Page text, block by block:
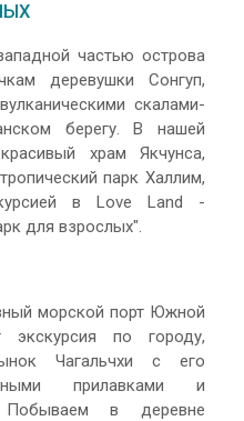
частью острова
деревушки Сонгуп,
скалами-
берегу. В нашей
храм Якчунса,
парк Халлим,
в Love Land -
для взрослых".
морской порт Южной
по городу,
Чагальчхи с его
прилавками и
Побываем в деревне